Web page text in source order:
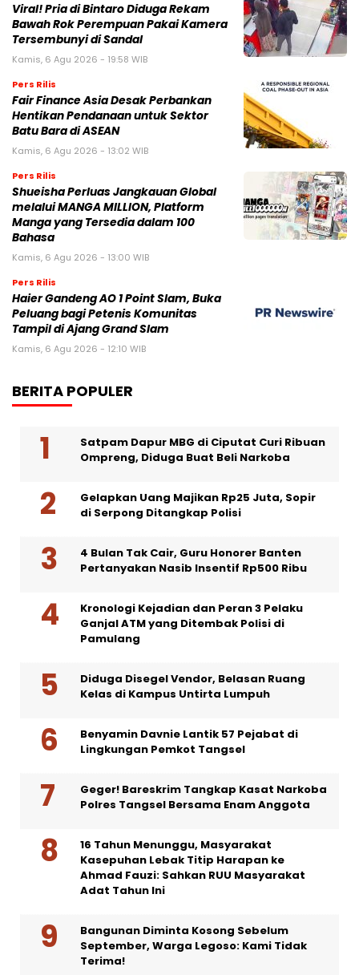
Viral! Pria di Bintaro Diduga Rekam
Bawah Rok Perempuan Pakai Kamera
Tersembunyi di Sandal
Kamis, 6 Agu 2026 - 19:58 WIB
Pers Rilis
Fair Finance Asia Desak Perbankan
Hentikan Pendanaan untuk Sektor
Batu Bara di ASEAN
Kamis, 6 Agu 2026 - 13:02 WIB
Pers Rilis
Shueisha Perluas Jangkauan Global
melalui MANGA MILLION, Platform
Manga yang Tersedia dalam 100
Bahasa
Kamis, 6 Agu 2026 - 13:00 WIB
Pers Rilis
Haier Gandeng AO 1 Point Slam, Buka
Peluang bagi Petenis Komunitas
Tampil di Ajang Grand Slam
Kamis, 6 Agu 2026 - 12:10 WIB
BERITA POPULER
Satpam Dapur MBG di Ciputat Curi Ribuan
Ompreng, Diduga Buat Beli Narkoba
Gelapkan Uang Majikan Rp25 Juta, Sopir
di Serpong Ditangkap Polisi
4 Bulan Tak Cair, Guru Honorer Banten
Pertanyakan Nasib Insentif Rp500 Ribu
Kronologi Kejadian dan Peran 3 Pelaku
Ganjal ATM yang Ditembak Polisi di
Pamulang
Diduga Disegel Vendor, Belasan Ruang
Kelas di Kampus Untirta Lumpuh
Benyamin Davnie Lantik 57 Pejabat di
Lingkungan Pemkot Tangsel
Geger! Bareskrim Tangkap Kasat Narkoba
Polres Tangsel Bersama Enam Anggota
16 Tahun Menunggu, Masyarakat
Kasepuhan Lebak Titip Harapan ke
Ahmad Fauzi: Sahkan RUU Masyarakat
Adat Tahun Ini
Bangunan Diminta Kosong Sebelum
September, Warga Legoso: Kami Tidak
Terima!